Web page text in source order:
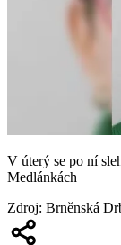
V úterý se po ní
Medlánkách
Zdroj: Brněnská